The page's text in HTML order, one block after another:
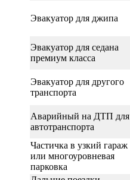
Эвакуатор для джипа
Эвакуатор для седана
премиум класса
Эвакуатор для другого
транспорта
Аварийный на ДТП для
автотранспорта
Частичка в узкий гараж
или многоуровневая
парковка